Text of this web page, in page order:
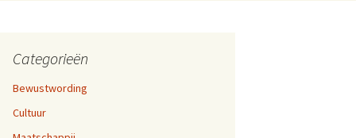
17,
Categorieën
Bewustwording
Cultuur